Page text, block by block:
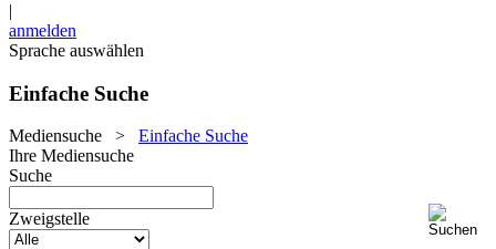
|
anmelden
Sprache auswählen
Einfache Suche
Mediensuche > Einfache Suche
Ihre Mediensuche
Suche
Zweigstelle